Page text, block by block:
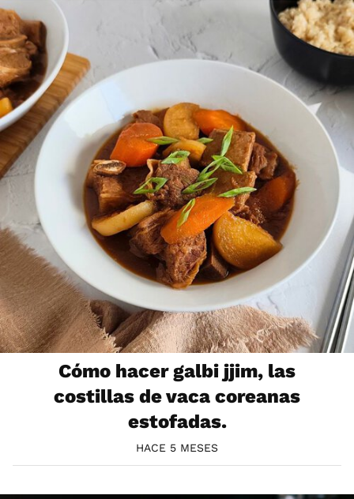
Cómo hacer galbi jjim, las
costillas de vaca coreanas
estofadas.
HACE 5 MESES